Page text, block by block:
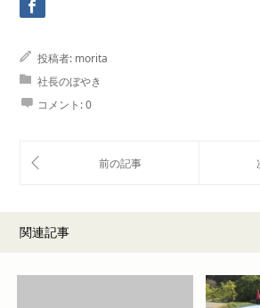
投稿者: morita
社長のぼやき
コメント:0
関連記事